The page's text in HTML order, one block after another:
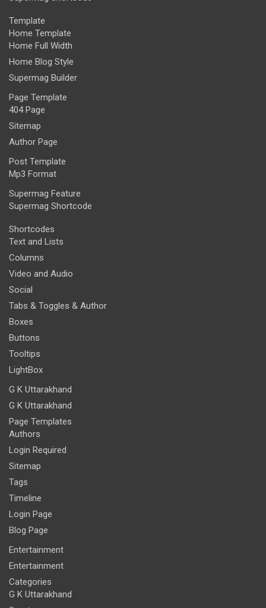
Template
Home Template
Home Full Width
Home Blog Style
Supermag Builder
Page Template
404 Page
Sitemap
Author Page
Post Template
Mp3 Format
Supermag Feature
Supermag Shortcode
Shortcodes
Text and Lists
Columns
Video and Audio
Social
Tabs & Toggles & Author
Boxes
Buttons
Tooltips
LightBox
G K Uttarakhand
G K Uttarakhand
Page Templates
Authors
Login Required
Sitemap
Tags
Timeline
Login Page
Blog Page
Entertainment
Entertainment
Categories
G K Uttarakhand